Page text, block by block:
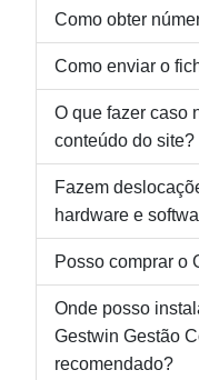
Como obter
Como enviar o
O que fazer caso
conteúdo do site?
Fazem
hardware e
Posso comprar o
Onde posso
Gestwin Gestão
recomendado?